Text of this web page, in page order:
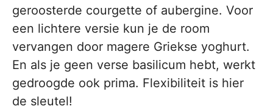
geroosterde courgette of aubergine. Voor
een lichtere versie kun je de room
vervangen door magere Griekse yoghurt.
En als je geen verse basilicum hebt, werkt
gedroogde ook prima. Flexibiliteit is hier
de sleutel!